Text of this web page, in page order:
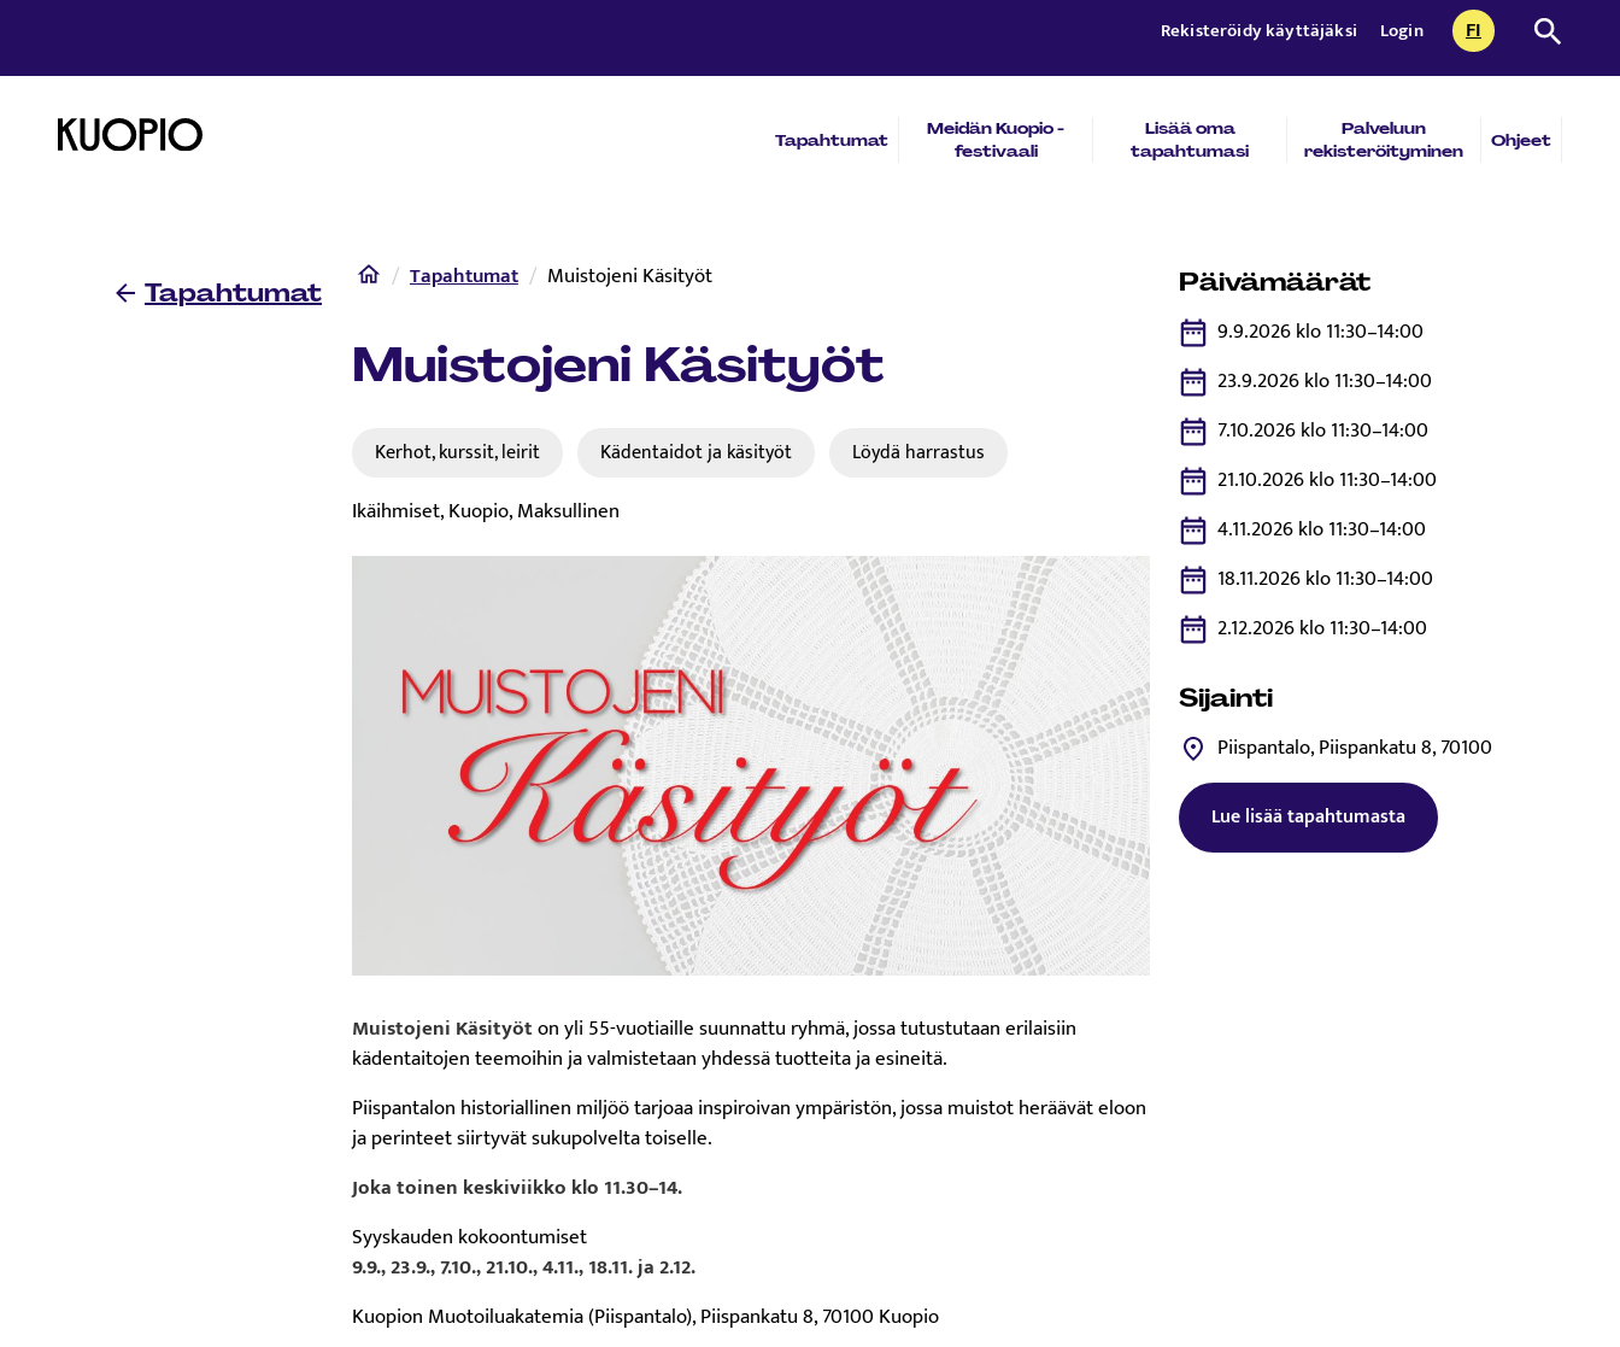
Rekisteröidy käyttäjäksi Login FICURRENTLY
SUOMI Etsi
Etusivulle Tapahtumat
Meidän Kuopio -
festivaali
Lisää oma
tapahtumasi
Palveluun
rekisteröityminen
Ohjeet
Tapahtumat
Etusivu
Tapahtumat Muistojeni Käsityöt
Muistojeni Käsityöt
Kerhot, kurssit, leirit Kädentaidot ja käsityöt Löydä harrastus
Ikäihmiset, Kuopio, Maksullinen
Muistojeni Käsityöton yli 55-vuotiaille suunnattu ryhmä, jossa tutustutaan erilaisiin
kädentaitojen teemoihin ja valmistetaan yhdessä tuotteita ja esineitä.
Piispantalon historiallinen miljöö tarjoaa inspiroivan ympäristön, jossa muistot heräävät eloon
ja perinteet siirtyvät sukupolvelta toiselle.
Joka toinen keskiviikko klo 11.30–14.
Syyskauden kokoontumiset
9.9., 23.9., 7.10., 21.10., 4.11., 18.11. ja 2.12.
Kuopion Muotoiluakatemia (Piispantalo), Piispankatu 8, 70100 Kuopio
Päivämäärät
9.9.2026 klo 11:30–14:00
23.9.2026 klo 11:30–14:00
7.10.2026 klo 11:30–14:00
21.10.2026 klo 11:30–14:00
4.11.2026 klo 11:30–14:00
18.11.2026 klo 11:30–14:00
2.12.2026 klo 11:30–14:00
Sijainti
Piispantalo, Piispankatu 8, 70100
Lue lisää tapahtumastaTämä linkki aukeaa uuteen